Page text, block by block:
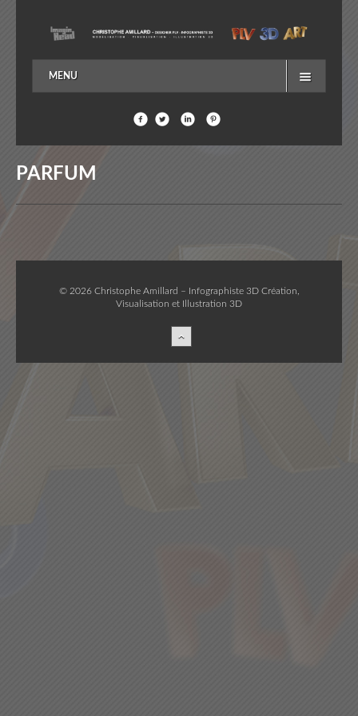
MENU
EN SAVOIR PLUS…
PARFUM
© 2026 Christophe Amillard – Infographiste 3D Création,
Visualisation et Illustration 3D